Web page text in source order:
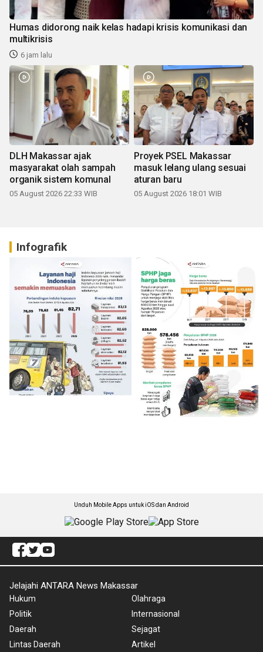
Humas didorong naik kelas hadapi krisis komunikasi dan
multikrisis
6 jam lalu
DLH Makassar ajak
masyarakat olah sampah
organik sistem komunal
05 August 2026 22:33 WIB
Proyek PSEL Makassar
masuk lelang ulang sesuai
aturan baru
05 August 2026 18:01 WIB
Infografik
Unduh Mobile Apps untuk iOS dan Android
Jelajahi ANTARA News Makassar
Hukum
Politik
Daerah
Lintas Daerah
Olahraga
Internasional
Sejagat
Artikel